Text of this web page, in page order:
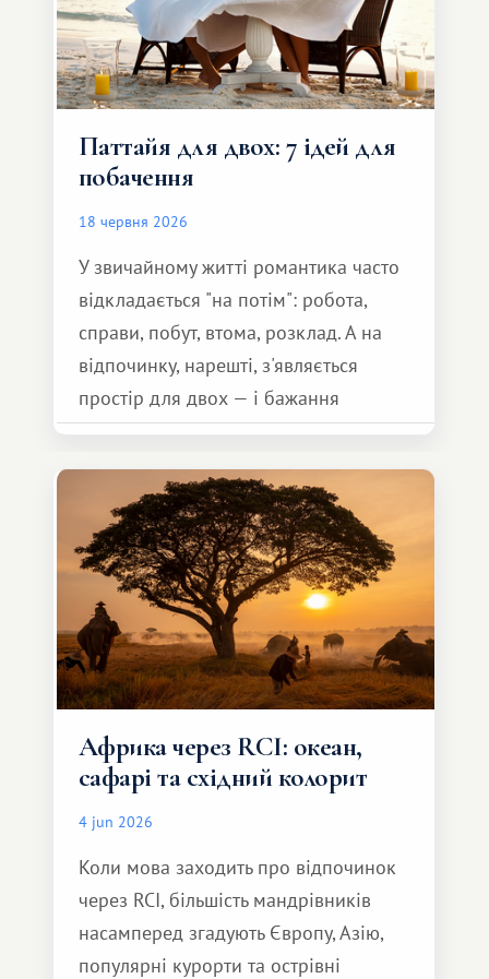
Паттайя для двох: 7 ідей для
побачення
18 червня 2026
У звичайному житті романтика часто
відкладається "на потім": робота,
справи, побут, втома, розклад. А на
відпочинку, нарешті, з'являється
простір для двох — і бажання
зробити для близької людини щось
особливе. Не обов'язково масштабне,
але тепле і незабутнє :)
Африка через RCI: океан,
сафарі та східний колорит
4 jun 2026
Коли мова заходить про відпочинок
через RCI, більшість мандрівників
насамперед згадують Європу, Азію,
популярні курорти та острівні